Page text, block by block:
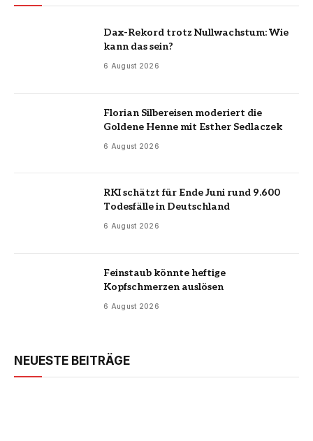
Dax-Rekord trotz Nullwachstum: Wie
kann das sein?
6 August 2026
Florian Silbereisen moderiert die
Goldene Henne mit Esther Sedlaczek
6 August 2026
RKI schätzt für Ende Juni rund 9.600
Todesfälle in Deutschland
6 August 2026
Feinstaub könnte heftige
Kopfschmerzen auslösen
6 August 2026
NEUESTE BEITRÄGE